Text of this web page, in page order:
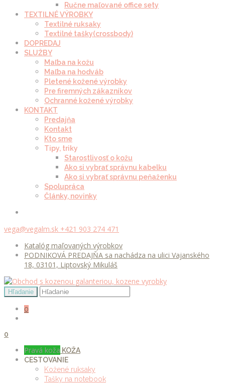
Ručne maľované office sety
TEXTILNÉ VÝROBKY
Textilné ruksaky
Textilné tašky(crossbody)
DOPREDAJ
SLUŽBY
Maľba na kožu
Maľba na hodváb
Pletené kožené výrobky
Pre firemných zákazníkov
Ochranné kožené výrobky
KONTAKT
Predajňa
Kontakt
Kto sme
Tipy, triky
Starostlivosť o kožu
Ako si vybrať správnu kabelku
Ako si vybrať správnu peňaženku
Spolupráca
Články, novinky
vega@vegalm.sk +421 903 274 471
Katalóg maľovaných výrobkov
PODNIKOVÁ PREDAJŇA sa nachádza na ulici Vajanského
18, 03101, Liptovský Mikuláš
0
0
Pravá koža KOŽA
CESTOVANIE
Kožené ruksaky
Tašky na notebook